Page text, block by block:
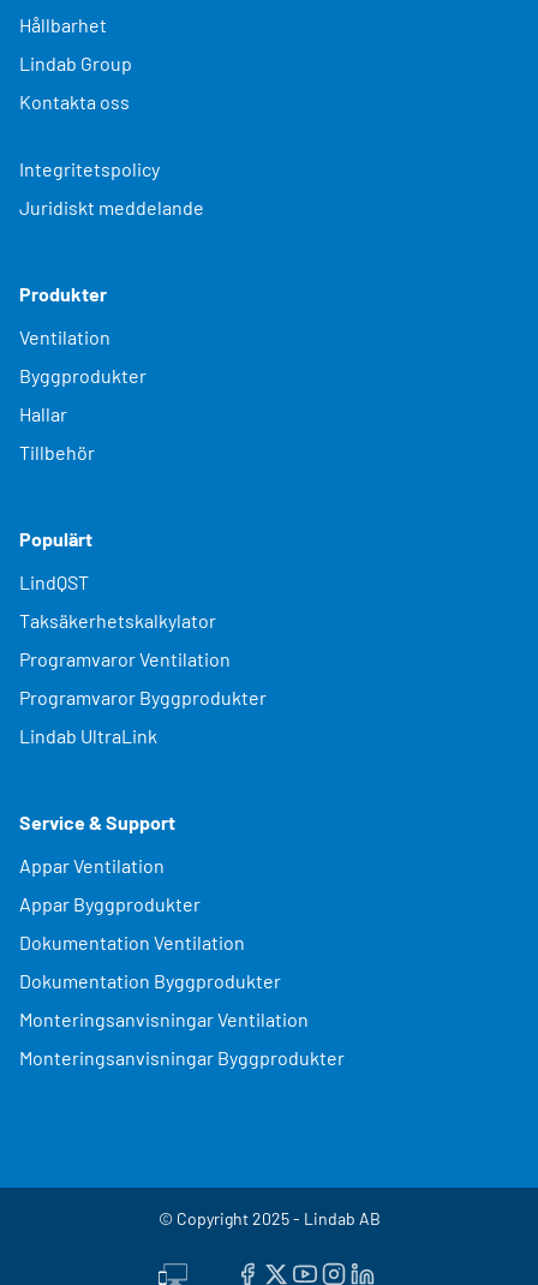
Hållbarhet
Lindab Group
Kontakta oss
Integritetspolicy
Juridiskt meddelande
Produkter
Ventilation
Byggprodukter
Hallar
Tillbehör
Populärt
LindQST
Taksäkerhetskalkylator
Programvaror Ventilation
Programvaror Byggprodukter
Lindab UltraLink
Service & Support
Appar Ventilation
Appar Byggprodukter
Dokumentation Ventilation
Dokumentation Byggprodukter
Monteringsanvisningar Ventilation
Monteringsanvisningar Byggprodukter
© Copyright 2025 - Lindab AB